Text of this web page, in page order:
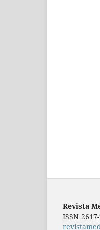
Revista
ISSN